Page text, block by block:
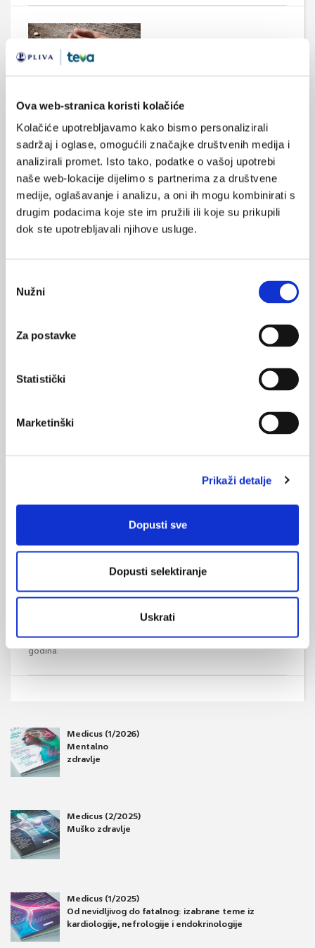
Ova web-stranica koristi kolačiće
Kolačiće upotrebljavamo kako bismo personalizirali
sadržaj i oglase, omogućili značajke društvenih medija i
analizirali promet. Isto tako, podatke o vašoj upotrebi
naše web-lokacije dijelimo s partnerima za društvene
medije, oglašavanje i analizu, a oni ih mogu kombinirati s
drugim podacima koje ste im pružili ili koje su prikupili
dok ste upotrebljavali njihove usluge.
pristanka
Nužni
Za postavke
Statistički
Marketinški
Prikaži detalje
Dopusti sve
Dopusti selektiranje
Uskrati
Rizično ponašanje intravenskih ovisnika u
SAD-u
U velikom istraživanju rizičnog ponašanja za HIV u
desetogodišnjem razdoblju istraženi su intravenski ovisnici u
velikim gradovima SAD-a, uključujući New York, Chicago, Los
Angeles i Washington, D.C., a rezultati su objavljeni u MMWR-u,
glasilu CDC-a (Američki centar za kontrolu i prevenciju bolesti).
kardiovaskularnim bolestima
preporuke o "razumnim" rizicima seksualnih aktivnost osoba s
kardiovaskularnim bolestima kao što su koronarna bolest,
bolesti valvula te srčano zatajenje. To su osobe koje imaju mali
Corculation.
Erektilna disfunkcija - problem o kojem se
Erektilna disfunkcija (ED) je nemogućnost postizanja i održanja
erekcije dostatne za zadovoljavajući spolni odnos. Danas je ED
zdravlja pojedinca i kvalitetu njegova života, te narušava
povremeno boluje više od 50% muškaraca u dobi od 40 do 70
godina.
Medicus (1/2026)
Mentalno
zdravlje
Medicus (2/2025)
Muško zdravlje
Medicus (1/2025)
Od nevidljivog do fatalnog: izabrane teme iz
kardiologije, nefrologije i endokrinologije